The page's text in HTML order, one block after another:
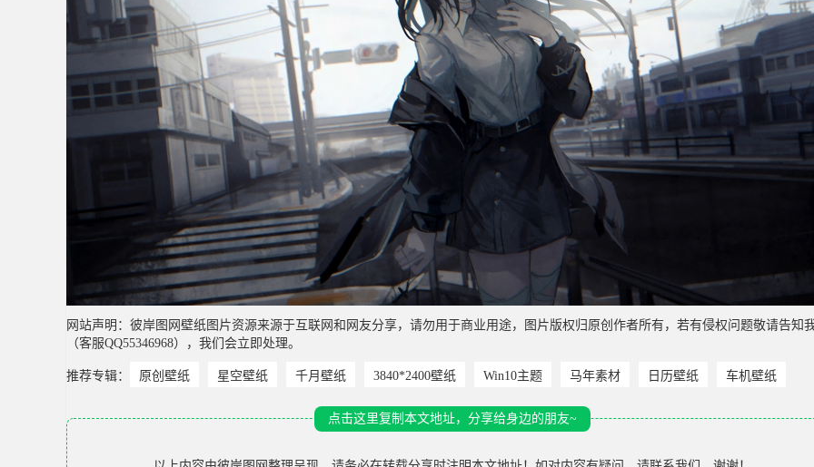
网站声明：彼岸图网壁纸图片资源来源于互联网和网友分享，请勿用于商业用途，图片版权归原创作者所有，若有侵权问题敬请告知
（客服QQ55346968），我们会立即处理。
推荐专辑： 原创壁纸 星空壁纸 千月壁纸 3840*2400壁纸 Win10主题 马年素材 日历壁纸 车机壁纸
点击这里复制本文地址，分享给身边的朋友~